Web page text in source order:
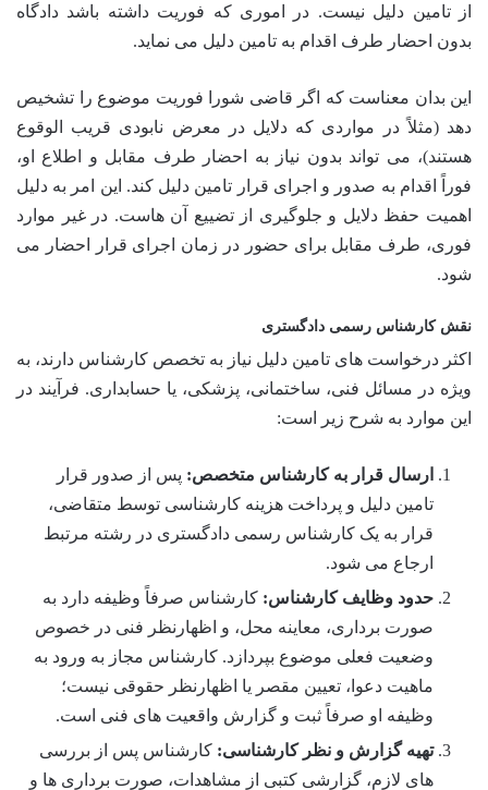
از تامین دلیل نیست. در اموری که فوریت داشته باشد دادگاه
بدون احضار طرف اقدام به تامین دلیل می نماید.
این بدان معناست که اگر قاضی شورا فوریت موضوع را تشخیص
دهد (مثلاً در مواردی که دلایل در معرض نابودی قریب الوقوع
هستند)، می تواند بدون نیاز به احضار طرف مقابل و اطلاع او،
فوراً اقدام به صدور و اجرای قرار تامین دلیل کند. این امر به دلیل
اهمیت حفظ دلایل و جلوگیری از تضییع آن هاست. در غیر موارد
فوری، طرف مقابل برای حضور در زمان اجرای قرار احضار می
شود.
نقش کارشناس رسمی دادگستری
اکثر درخواست های تامین دلیل نیاز به تخصص کارشناس دارند، به
ویژه در مسائل فنی، ساختمانی، پزشکی، یا حسابداری. فرآیند در
این موارد به شرح زیر است:
ارسال قرار به کارشناس متخصص: پس از صدور قرار
تامین دلیل و پرداخت هزینه کارشناسی توسط متقاضی،
قرار به یک کارشناس رسمی دادگستری در رشته مرتبط
ارجاع می شود.
حدود وظایف کارشناس: کارشناس صرفاً وظیفه دارد به
صورت برداری، معاینه محل، و اظهارنظر فنی در خصوص
وضعیت فعلی موضوع بپردازد. کارشناس مجاز به ورود به
ماهیت دعوا، تعیین مقصر یا اظهارنظر حقوقی نیست؛
وظیفه او صرفاً ثبت و گزارش واقعیت های فنی است.
تهیه گزارش و نظر کارشناسی: کارشناس پس از بررسی
های لازم، گزارشی کتبی از مشاهدات، صورت برداری ها و